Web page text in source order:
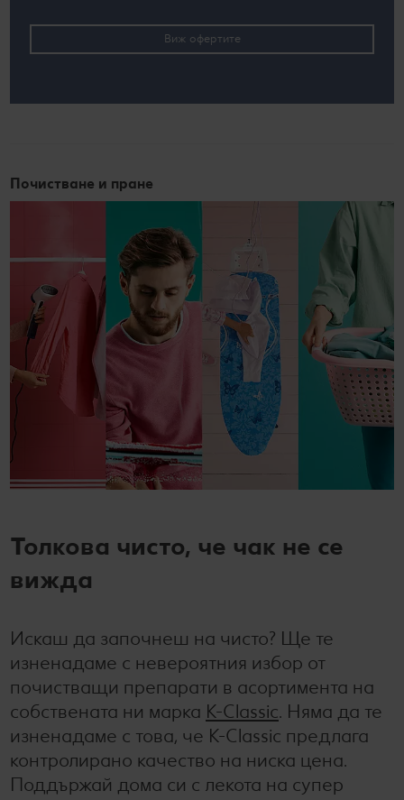
Виж офертите
Почистване и пране
Толкова чисто, че чак не се
вижда
Искаш да започнеш на чисто? Ще те
изненадаме с невероятния избор от
почистващи препарати в асортимента на
собствената ни марка K-Classic. Няма да те
изненадаме с това, че K-Classic предлага
контролирано качество на ниска цена.
Поддържай дома си с лекота на супер